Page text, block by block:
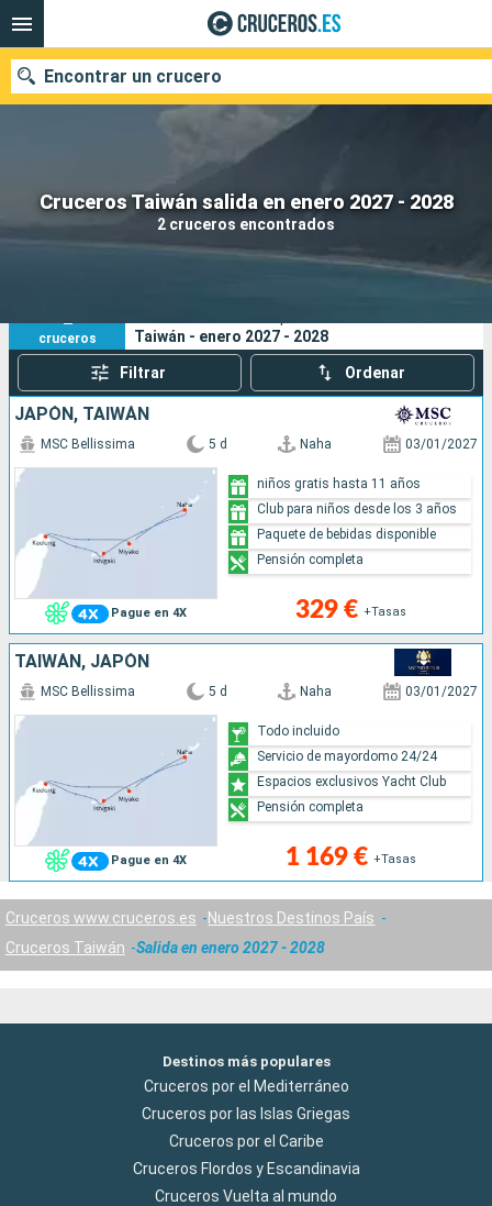
Cruceros Taiwán salida en enero 2027 - 2028
2 cruceros encontrados
Encontrar un crucero
Nuestros destinos
Fecha de salida
Buscar
2
cruceros
Taiwán - enero 2027 - 2028
Filtrar Ordenar
JAPÓN, TAIWÁN
Pague en 4X
MSC Bellissima 5 d Naha 03/01/2027
329 € +Tasas
niños gratis hasta 11 años
Club para niños desde los 3 años
Paquete de bebidas disponible
Pensión completa
TAIWÁN, JAPÓN
Pague en 4X
MSC Bellissima 5 d Naha 03/01/2027
1 169 € +Tasas
Todo incluido
Servicio de mayordomo 24/24
Espacios exclusivos Yacht Club
Pensión completa
Cruceros www.cruceros.es
Nuestros Destinos País
Cruceros Taiwán
Salida en enero 2027 - 2028
Destinos más populares
Cruceros por el Mediterráneo
Cruceros por las Islas Griegas
Cruceros por el Caribe
Cruceros Flordos y Escandinavia
Cruceros Vuelta al mundo